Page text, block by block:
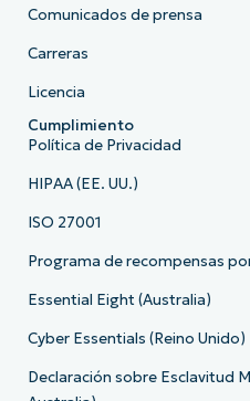
Comunicados de prensa
Carreras
Licencia
Cumplimiento
Política de Privacidad
HIPAA (EE. UU.)
ISO 27001
Programa de recompensas
Essential Eight (Australia)
Cyber Essentials (Reino Unido)
Declaración sobre Esclavitud